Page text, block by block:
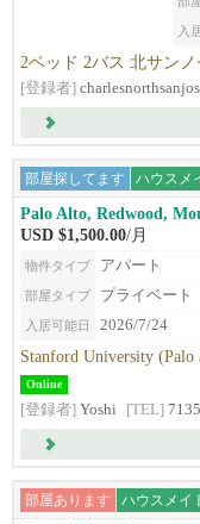
入
2ベッド 2バス 北サンノ
[登録者]
部屋探してます ハウスメ
Palo Alto, Redwood,
USD $1,500.00/月
物件タイプ アパート
部屋タイプ プライベート
入居可能日 2026/7/24
Stanford University
Online
[登録者] Yoshi [TEL]
部屋あります ハウスメイ